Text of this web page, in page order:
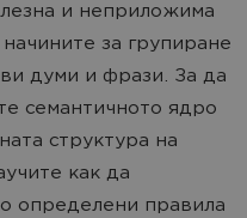
и неприложима
за групиране
думи и фрази. За да
семантичното ядро
структура на
как да
определени правила